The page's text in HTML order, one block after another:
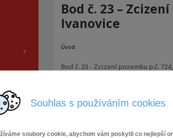
Souhlas s používáním cookies
soubory cookie, abychom vám poskytli co nejlepší
Bod č. 23 –
Ivanovice
Úvod
Bod č. 23 - Zcizení pozemku p.č.